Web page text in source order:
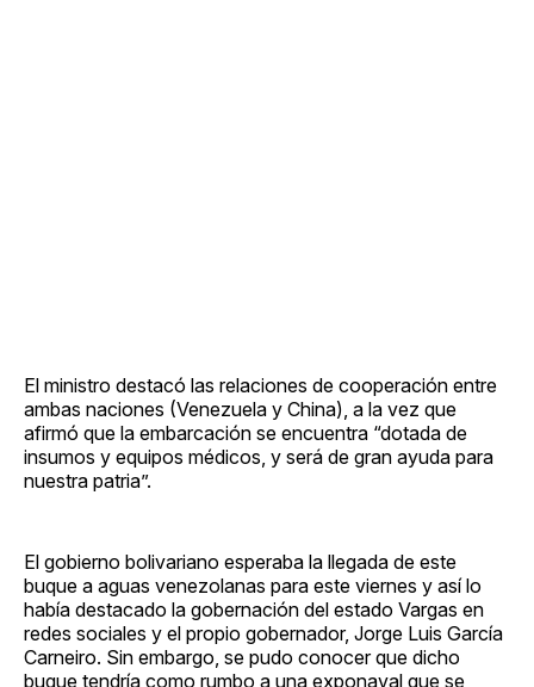
El ministro destacó las relaciones de cooperación entre
ambas naciones (Venezuela y China), a la vez que
afirmó que la embarcación se encuentra “dotada de
insumos y equipos médicos, y será de gran ayuda para
nuestra patria”.
El gobierno bolivariano esperaba la llegada de este
buque a aguas venezolanas para este viernes y así lo
había destacado la gobernación del estado Vargas en
redes sociales y el propio gobernador, Jorge Luis García
Carneiro. Sin embargo, se pudo conocer que dicho
buque tendría como rumbo a una exponaval que se